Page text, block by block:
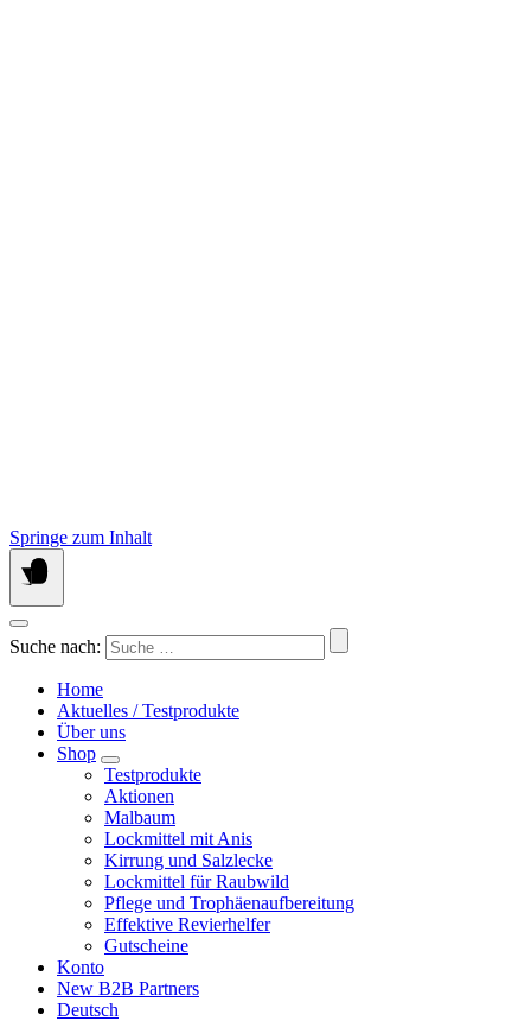
Springe zum Inhalt
Suche nach:
Home
Aktuelles / Testprodukte
Über uns
Shop
Testprodukte
Aktionen
Malbaum
Lockmittel mit Anis
Kirrung und Salzlecke
Lockmittel für Raubwild
Pflege und Trophäenaufbereitung
Effektive Revierhelfer
Gutscheine
Konto
New B2B Partners
Deutsch